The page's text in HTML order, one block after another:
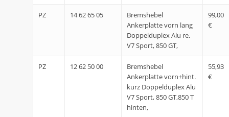
PZ 14 62 65 05
Bremshebel
Ankerplatte vorn lang
Doppelduplex Alu re.
V7 Sport, 850 GT,
99,00
€
PZ 12 62 50 00
Bremshebel
Ankerplatte vorn+hint.
kurz Doppelduplex Alu
V7 Sport, 850 GT,850 T
hinten,
55,93
€